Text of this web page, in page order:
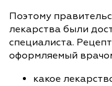
Поэтому
лекарства были
специалиста.
оформляемый
какое